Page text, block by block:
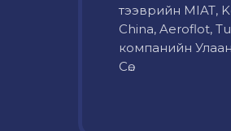
тээврийн MIAT,
China, Aeroflot,
компанийн
Сө...